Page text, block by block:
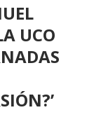
UCO